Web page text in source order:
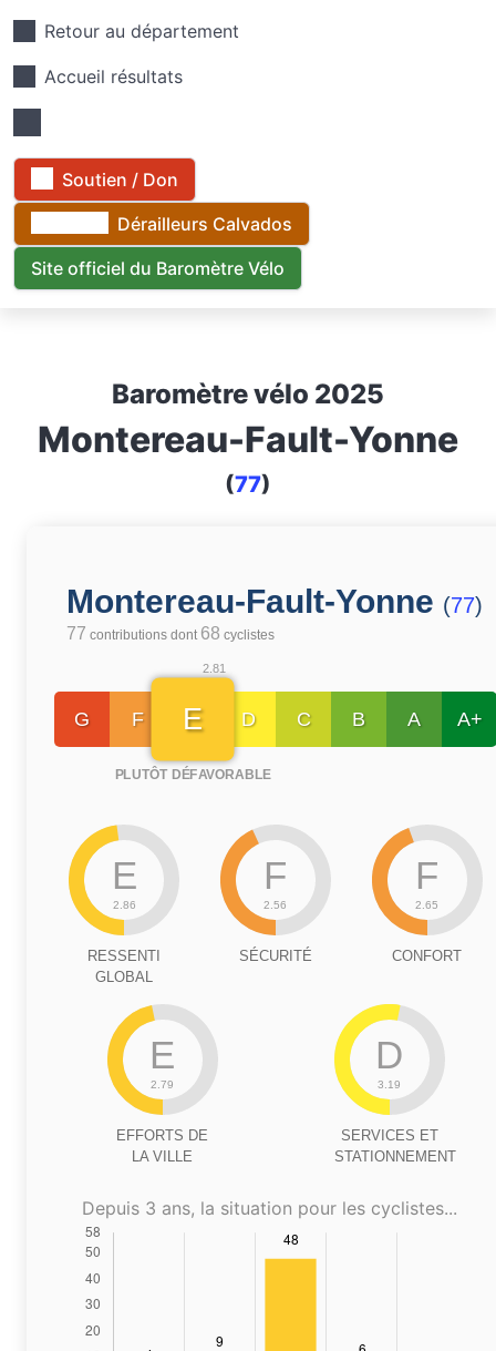
Retour au département
Accueil résultats
Soutien / Don
Dérailleurs Calvados
Site officiel du Baromètre Vélo
Baromètre vélo 2025
Montereau-Fault-Yonne
(77)
Montereau-Fault-Yonne (77)
77 contributions dont 68 cyclistes
G F
2.81
E
PLUTÔT DÉFAVORABLE
D C B A A+
E
2.86
RESSENTI
GLOBAL
F
2.56
SÉCURITÉ
F
2.65
CONFORT
E
2.79
EFFORTS DE
LA VILLE
D
3.19
SERVICES ET
STATIONNEMENT
Depuis 3 ans, la situation pour les cyclistes...